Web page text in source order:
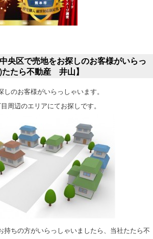
央区で売地をお探しのお客様がいらっ
たたら不動産 井山】
のお客様がいらっしゃいます。
周辺のエリアにてお探しです。
持ちの方がいらっしゃいましたら、当社たたら不